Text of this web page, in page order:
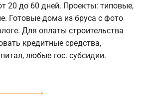
20 до 60 дней. Проекты: типовые,
Готовые дома из бруса с фото
Для оплаты строительства
кредитные средства,
любые гос. субсидии.